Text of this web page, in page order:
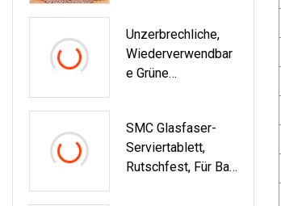
Für Lebensmittel,
Frischhaltebox
Unzerbrechliche,
Wiederverwendbar
E Grüne
Speiseteller Aus
Kunststoff,
Mikrowellen-/spül
SMC Glasfaser-
Serviertablett,
Rutschfest, Für Bar,